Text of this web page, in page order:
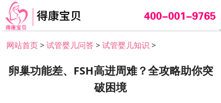
网站首页>试管婴儿问答>试管婴儿知识 >
卵巢功能差、FSH高进周难？全攻略助你突
破困境